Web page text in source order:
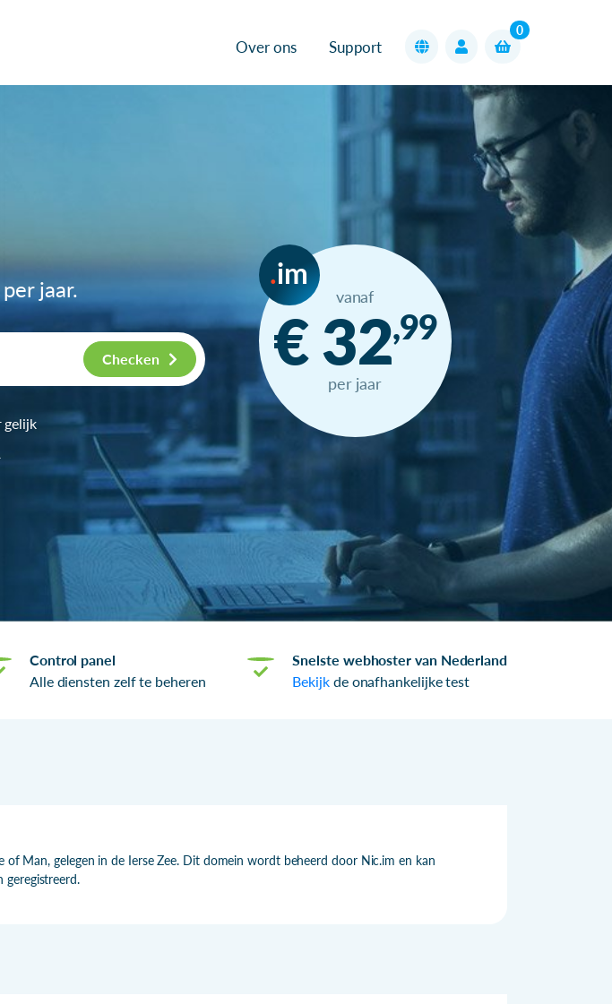
Over ons Support
0
per jaar.
Checken
gelijk
im
vanaf
€ 32,99
per jaar
Control panel
Alle diensten zelf te beheren
Snelste webhoster van Nederland
Bekijkde onafhankelijke test
Man, gelegen in de Ierse Zee. Dit domein wordt beheerd door Nic.im en kan
geregistreerd.